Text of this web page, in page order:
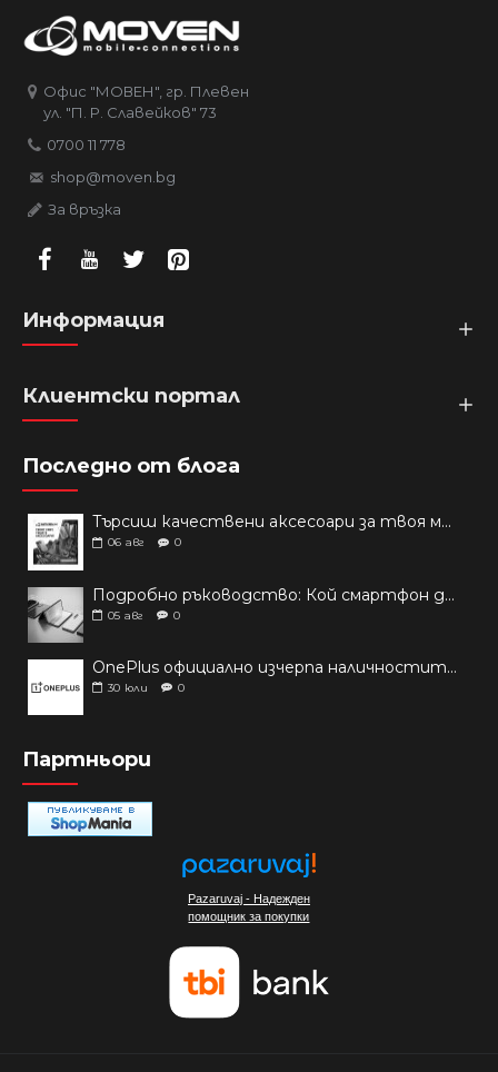
Офис "МОВЕН", гр. Плевен
ул. "П. Р. Славейков" 73
0700 11 778
shop@moven.bg
За връзка
Информация
Клиентски портал
Последно от блога
Търсиш качествени аксесоари за твоя модел? Как правилно да защитим новия си смартфон: Ръководство за аксесоари през 2026 г.
06 авг 0
Подробно ръководство: Кой смартфон да купиш през 2026 г.?
05 авг 0
OnePlus официално изчерпа наличностите си от телефони на основни пазари
30 юли 0
Партньори
Pazaruvaj - Надежден
помощник за покупки